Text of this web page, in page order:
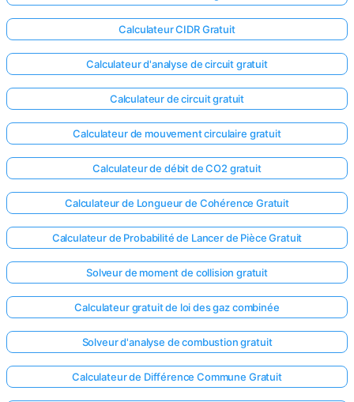
Calculateur CIDR Gratuit
Calculateur d'analyse de circuit gratuit
Calculateur de circuit gratuit
Calculateur de mouvement circulaire gratuit
Calculateur de débit de CO2 gratuit
Calculateur de Longueur de Cohérence Gratuit
Calculateur de Probabilité de Lancer de Pièce Gratuit
Solveur de moment de collision gratuit
Calculateur gratuit de loi des gaz combinée
Solveur d'analyse de combustion gratuit
Calculateur de Différence Commune Gratuit